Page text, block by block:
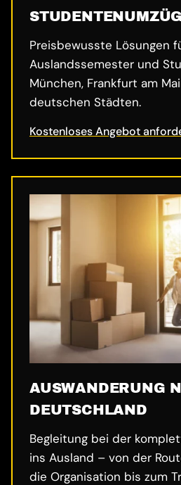
Preisbewusste Lösungen
Auslandssemester und
München, Frankfurt am
deutschen Städten.
Kostenloses Angebot
AUSWANDERUNG
DEUTSCHLAND
Begleitung bei der
ins Ausland – von der
die Organisation bis zum